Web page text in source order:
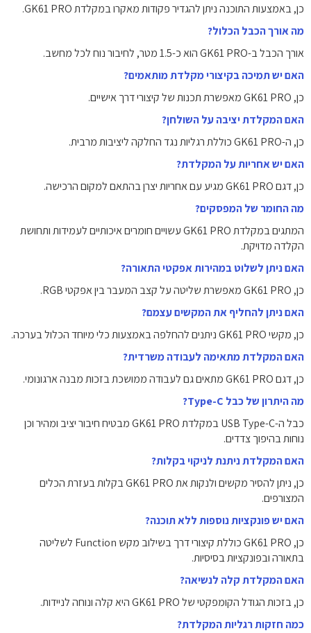
כן, באמצעות התוכנה ניתן להגדיר פקודות מאקרו במקלדת GK61 PRO.
מה אורך הכבל הכלול?
אורך הכבל ב-GK61 PRO הוא כ-1.5 מטר, לחיבור נוח לכל מחשב.
האם יש תמיכה בקיצורי מקלדת מותאמים?
כן, GK61 PRO מאפשרת תכנות של קיצורי דרך אישיים.
האם המקלדת יציבה על השולחן?
כן, ה-GK61 PRO כוללת רגליות נגד החלקה ליציבות מרבית.
האם יש אחריות על המקלדת?
כן, דגם GK61 PRO מגיע עם אחריות יצרן בהתאם למקום הרכישה.
מה החומר של המפסקים?
המתגים במקלדת GK61 PRO עשויים חומרים איכותיים לעמידות ותחושת
הקלדה מדויקת.
האם ניתן לשלוט במהירות אפקטי התאורה?
כן, GK61 PRO מאפשרת שליטה על קצב המעבר בין אפקטי RGB.
האם ניתן להחליף את המקשים עצמם?
כן, מקשי GK61 PRO ניתנים להחלפה באמצעות כלי מיוחד הכלול בערכה.
האם המקלדת מתאימה לעבודה משרדית?
כן, דגם GK61 PRO מתאים גם לעבודה ממושכת בזכות מבנה ארגונומי.
מה היתרון של כבל Type-C?
כבל ה-USB Type-C במקלדת GK61 PRO מבטיח חיבור יציב ומהיר וכן
נוחות בהיפוך צדדים.
האם המקלדת ניתנת לניקוי בקלות?
כן, ניתן להסיר מקשים ולנקות את GK61 PRO בקלות בעזרת הכלים
המצורפים.
האם יש פונקציות נוספות ללא תוכנה?
כן, GK61 PRO כוללת קיצורי דרך בשילוב מקש Function לשליטה
בתאורה ובפונקציות בסיסיות.
האם המקלדת קלה לנשיאה?
כן, בזכות הגודל הקומפקטי של GK61 PRO היא קלה ונוחה לניידות.
כמה חזקות רגליות המקלדת?